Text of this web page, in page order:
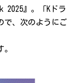
2025』。「Kドラ
で、次のようにご